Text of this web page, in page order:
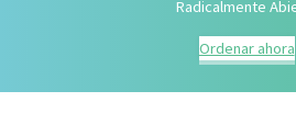
Radicalmente
Ordenar ahora